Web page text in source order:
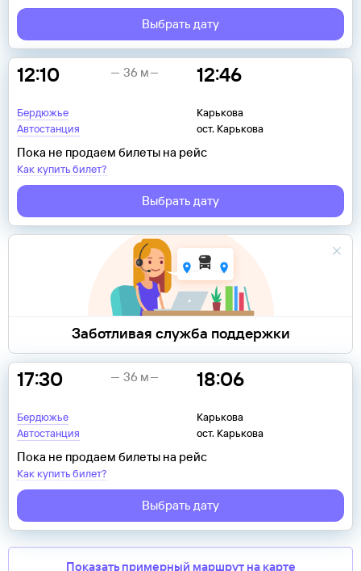
Выбрать дату
12:10
Бердюжье
Автостанция
12:46
Карькова
ост. Карькова
36 м
Пока не продаем билеты на рейс
Как купить билет?
Выбрать дату
Заботливая служба поддержки
17:30
Бердюжье
Автостанция
18:06
Карькова
ост. Карькова
36 м
Пока не продаем билеты на рейс
Как купить билет?
Выбрать дату
Показать примерный маршрут на карте